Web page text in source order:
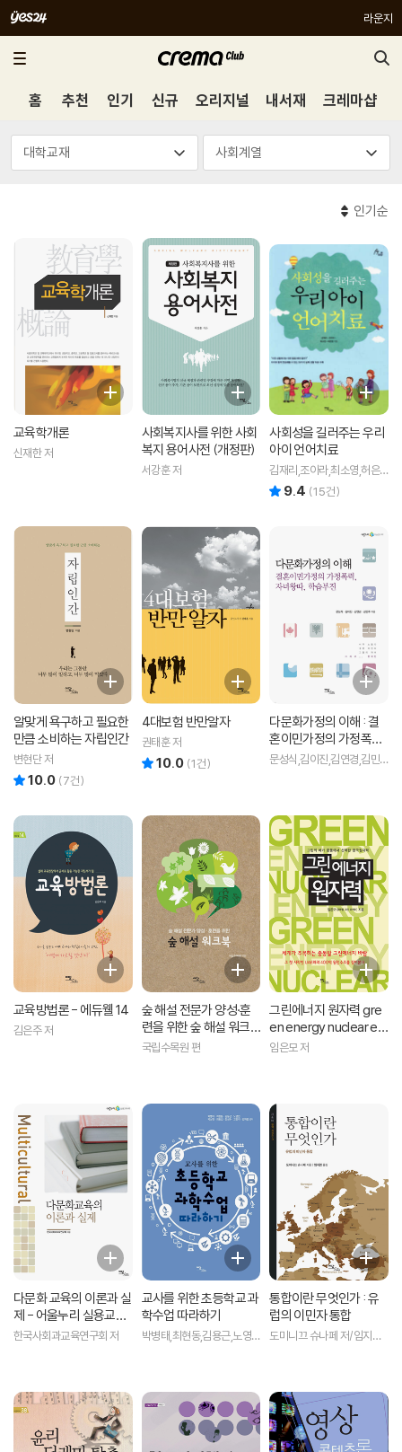
라운지
홈 추천 인기 신규 오리지널 내서재 크레마샵
인기순
교육학개론
신재한 저
사회복지사를 위한 사회
복지 용어사전 (개정판)
서강훈 저
사회성을 길러주는 우리
아이 언어치료
김재리,조아라,최소영,허은
경 공저
9.4 (15건)
알맞게 욕구하고 필요한
만큼 소비하는 자립인간
변현단 저
10.0 (7건)
4대보험 반만알자
권태훈 저
10.0 (1건)
다문화가정의 이해 : 결
혼이민가정의 가정폭력,
자녀왕따, 학습부진
문성식,김이진,김연경,김민
교육방법론 - 에듀웰 14
김은주 저
숲 해설 전문가 양성·훈
련을 위한 숲 해설 워크
북
국립수목원 편
그린에너지 원자력 gre
en energy nuclear en
ergy : 그린의 메카 중동
임은모 저
다문화 교육의 이론과 실
제 - 어울누리 실용교육
02
한국사회과교육연구회 저
교사를 위한 초등학교 과
학수업 따라하기
박병태,최현동,김용근,노영
통합이란 무엇인가 : 유
럽의 이민자 통합
도미니끄 슈나페 저/임지영